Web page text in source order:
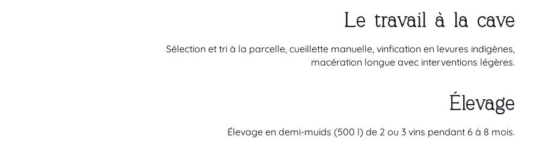
Le travail à la cave
Sélection et tri à la parcelle, cueillette manuelle, vinfication en levures indigènes,
macération longue avec interventions légères.
Élevage
Élevage en demi-muids (500 l) de 2 ou 3 vins pendant 6 à 8 mois.